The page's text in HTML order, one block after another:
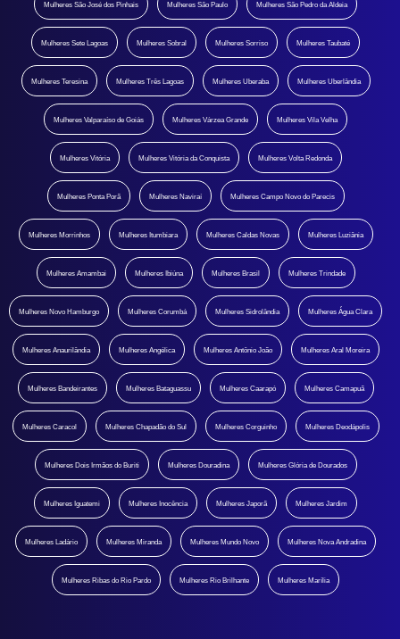
Mulheres São José dos Pinhais Mulheres São Paulo Mulheres São Pedro da Aldeia
Mulheres Sete Lagoas Mulheres Sobral Mulheres Sorriso Mulheres Taubaté
Mulheres Teresina Mulheres Três Lagoas Mulheres Uberaba Mulheres Uberlândia
Mulheres Valparaíso de Goiás Mulheres Várzea Grande Mulheres Vila Velha
Mulheres Vitória Mulheres Vitória da Conquista Mulheres Volta Redonda
Mulheres Ponta Porã Mulheres Naviraí Mulheres Campo Novo do Parecis
Mulheres Morrinhos Mulheres Itumbiara Mulheres Caldas Novas Mulheres Luziânia
Mulheres Amambai Mulheres Ibiúna Mulheres Brasil Mulheres Trindade
Mulheres Novo Hamburgo Mulheres Corumbá Mulheres Sidrolândia Mulheres Água Clara
Mulheres Anaurilândia Mulheres Angélica Mulheres Antônio João Mulheres Aral Moreira
Mulheres Bandeirantes Mulheres Bataguassu Mulheres Caarapó Mulheres Camapuã
Mulheres Caracol Mulheres Chapadão do Sul Mulheres Corguinho Mulheres Deodápolis
Mulheres Dois Irmãos do Buriti Mulheres Douradina Mulheres Glória de Dourados
Mulheres Iguatemi Mulheres Inocência Mulheres Japorã Mulheres Jardim
Mulheres Ladário Mulheres Miranda Mulheres Mundo Novo Mulheres Nova Andradina
Mulheres Ribas do Rio Pardo Mulheres Rio Brilhante Mulheres Marília